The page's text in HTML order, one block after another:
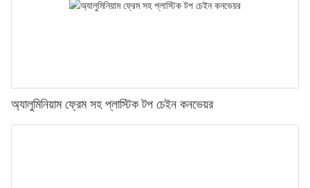
অ্যালুমিনিয়াম ফ্রেম সহ প্লাস্টিক টপ চেইন কনভেয়র